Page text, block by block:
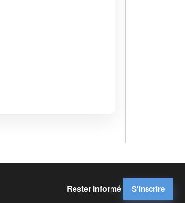
Rester informé S'inscrire